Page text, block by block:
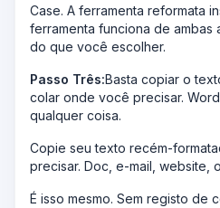
Case. A ferramenta reformata
ferramenta funciona de ambas
do que você escolher.
Passo Três:Basta copiar o
colar onde você precisar.
qualquer coisa.
Copie seu texto recém-
precisar. Doc, e-mail, website,
É isso mesmo. Sem registo de